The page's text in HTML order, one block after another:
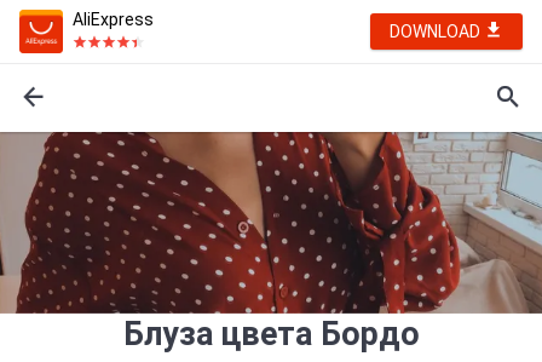
AliExpress
DOWNLOAD
Блуза цвета Бордо